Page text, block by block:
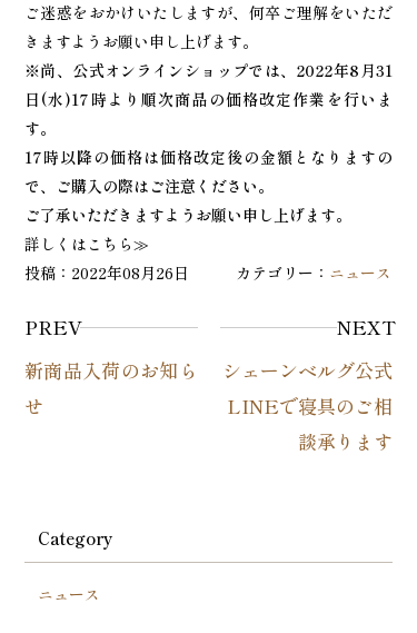
ご迷惑をおかけいたしますが、何卒ご理解をいただ
きますようお願い申し上げます。
※尚、公式オンラインショップでは、2022年8月31
日(水)17時より順次商品の価格改定作業を行いま
す。
17時以降の価格は価格改定後の金額となりますの
で、ご購入の際はご注意ください。
ご了承いただきますようお願い申し上げます。
詳しくはこちら≫
投稿：2022年08月26日 カテゴリー： ニュース
PREV
新商品入荷のお知ら
せ
NEXT
シェーンベルグ公式
LINEで寝具のご相
談承ります
Category
ニュース